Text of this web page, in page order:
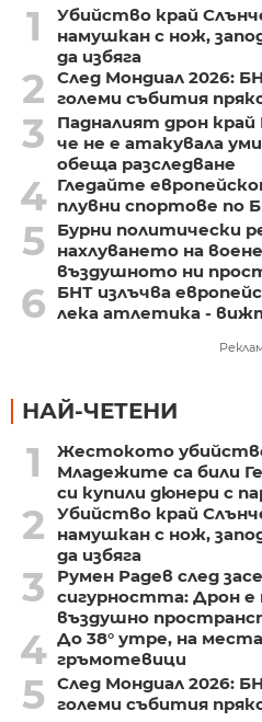
1
Убийство край
намушкан с нож,
да избяга
2
След Мондиал 2026:
големи събития
3
Падналият дрон край
че не е атакувала
обеща разследване
4 Гледайте
плувни спортове по
5
Бурни политически
нахлуването на
въздушното ни
6
БНТ излъчва
лека атлетика -
НАЙ-ЧЕТЕНИ
1
Жестокото
Младежите са били
си купили дюнери с
2
Убийство край
намушкан с нож,
да избяга
3
Румен Радев след
сигурността: Дрон е
въздушно
4 До 38° утре, на
гръмотевици
5 След Мондиал 2026:
големи събития